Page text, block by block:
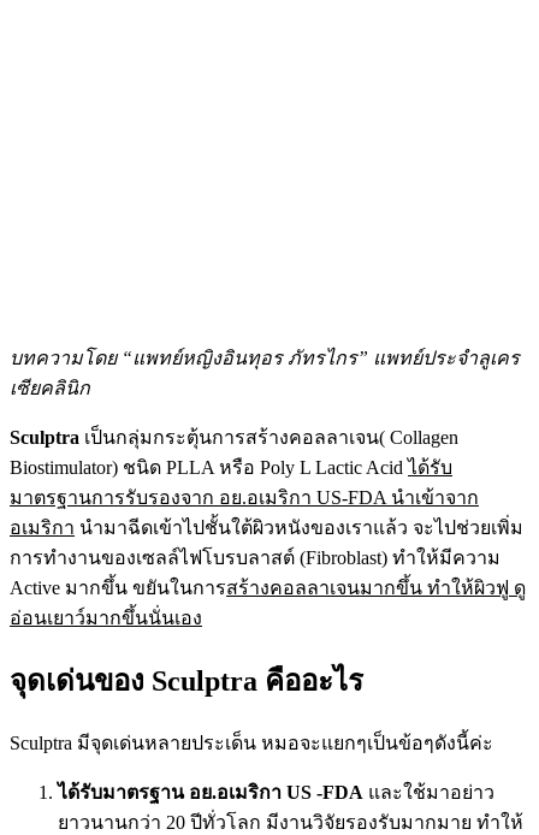
บทความโดย “แพทย์หญิงอินทุอร ภัทรไกร” แพทย์ประจำลูเคร
เซียคลินิก
Sculptra เป็นกลุ่มกระตุ้นการสร้างคอลลาเจน( Collagen
Biostimulator) ชนิด PLLA หรือ Poly L Lactic Acidได้รับ
มาตรฐานการรับรองจาก อย.อเมริกา US-FDA นำเข้าจาก
อเมริกา นำมาฉีดเข้าไปชั้นใต้ผิวหนังของเราแล้ว จะไปช่วยเพิ่ม
การทำงานของเซลล์ไฟโบรบลาสต์ (Fibroblast) ทำให้มีความ
Active มากขึ้น ขยันในการสร้างคอลลาเจนมากขึ้น ทำให้ผิวฟู ดู
อ่อนเยาว์มากขึ้นนั่นเอง
จุดเด่นของ Sculptra คืออะไร
Sculptra มีจุดเด่นหลายประเด็น หมอจะแยกๆเป็นข้อๆดังนี้ค่ะ
ได้รับมาตรฐาน อย.อเมริกา US -FDA และใช้มาอย่าว
ยาวนานกว่า 20 ปีทั่วโลก มีงานวิจัยรองรับมากมาย ทำให้